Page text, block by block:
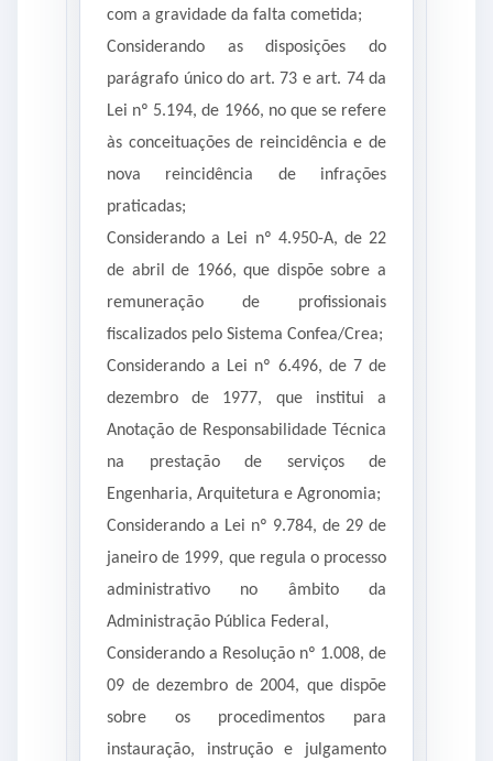
com a gravidade da falta cometida;
Considerando as disposições do
parágrafo único do art. 73 e art. 74 da
Lei nº 5.194, de 1966, no que se refere
às conceituações de reincidência e de
nova reincidência de infrações
praticadas;
Considerando a Lei nº 4.950-A, de 22
de abril de 1966, que dispõe sobre a
remuneração de profissionais
fiscalizados pelo Sistema Confea/Crea;
Considerando a Lei nº 6.496, de 7 de
dezembro de 1977, que institui a
Anotação de Responsabilidade Técnica
na prestação de serviços de
Engenharia, Arquitetura e Agronomia;
Considerando a Lei nº 9.784, de 29 de
janeiro de 1999, que regula o processo
administrativo no âmbito da
Administração Pública Federal,
Considerando a Resolução nº 1.008, de
09 de dezembro de 2004, que dispõe
sobre os procedimentos para
instauração, instrução e julgamento